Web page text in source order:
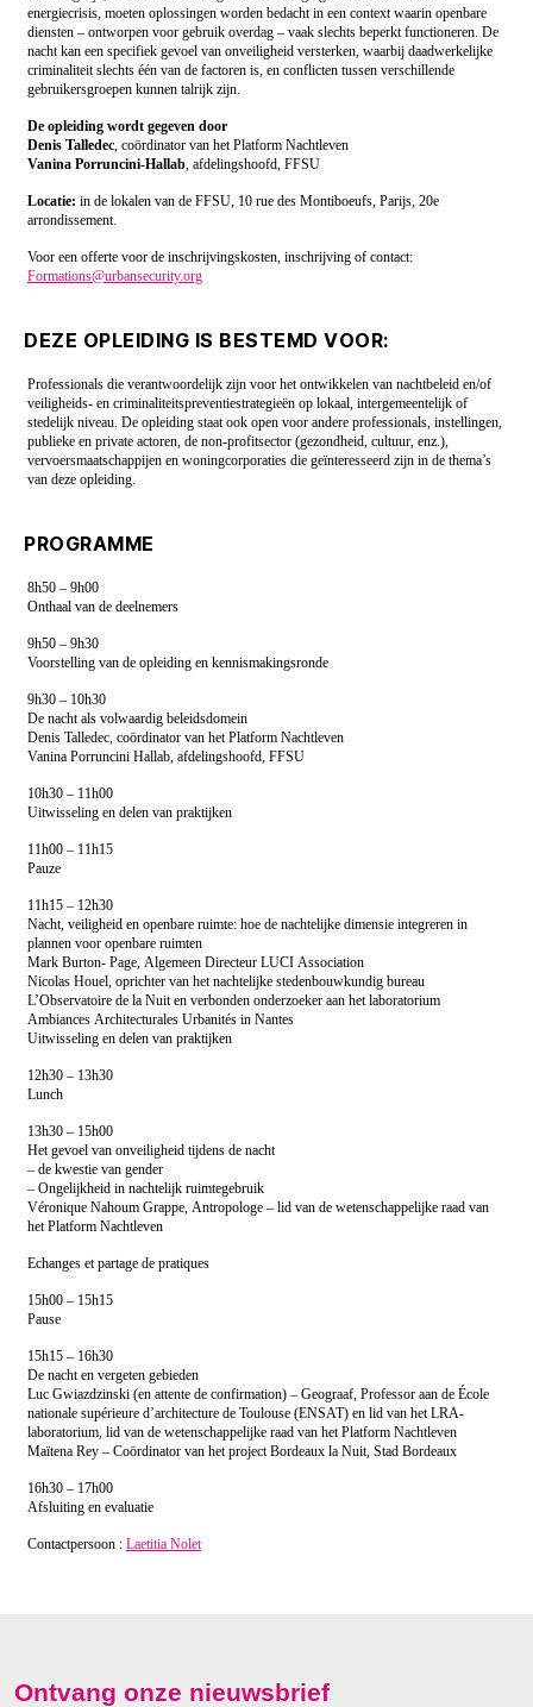
energiecrisis, moeten oplossingen worden bedacht in een context waarin openbare
diensten – ontworpen voor gebruik overdag – vaak slechts beperkt functioneren. De
nacht kan een specifiek gevoel van onveiligheid versterken, waarbij daadwerkelijke
criminaliteit slechts één van de factoren is, en conflicten tussen verschillende
gebruikersgroepen kunnen talrijk zijn.
De opleiding wordt gegeven door
Denis Talledec, coördinator van het Platform Nachtleven
Vanina Porruncini-Hallab, afdelingshoofd, FFSU
Locatie: in de lokalen van de FFSU, 10 rue des Montiboeufs, Parijs, 20e
arrondissement.
Voor een offerte voor de inschrijvingskosten, inschrijving of contact:
Formations@urbansecurity.org
DEZE OPLEIDING IS BESTEMD VOOR:
Professionals die verantwoordelijk zijn voor het ontwikkelen van nachtbeleid en/of
veiligheids- en criminaliteitspreventiestrategieën op lokaal, intergemeentelijk of
stedelijk niveau. De opleiding staat ook open voor andere professionals, instellingen,
publieke en private actoren, de non-profitsector (gezondheid, cultuur, enz.),
vervoersmaatschappijen en woningcorporaties die geïnteresseerd zijn in de thema’s
van deze opleiding.
PROGRAMME
8h50 – 9h00
Onthaal van de deelnemers
9h50 – 9h30
Voorstelling van de opleiding en kennismakingsronde
9h30 – 10h30
De nacht als volwaardig beleidsdomein
Denis Talledec, coördinator van het Platform Nachtleven
Vanina Porruncini Hallab, afdelingshoofd, FFSU
10h30 – 11h00
Uitwisseling en delen van praktijken
11h00 – 11h15
Pauze
11h15 – 12h30
Nacht, veiligheid en openbare ruimte: hoe de nachtelijke dimensie integreren in
plannen voor openbare ruimten
Mark Burton- Page, Algemeen Directeur LUCI Association
Nicolas Houel, oprichter van het nachtelijke stedenbouwkundig bureau
L’Observatoire de la Nuit en verbonden onderzoeker aan het laboratorium
Ambiances Architecturales Urbanités in Nantes
Uitwisseling en delen van praktijken
12h30 – 13h30
Lunch
13h30 – 15h00
Het gevoel van onveiligheid tijdens de nacht
– de kwestie van gender
– Ongelijkheid in nachtelijk ruimtegebruik
Véronique Nahoum Grappe, Antropologe – lid van de wetenschappelijke raad van
het Platform Nachtleven
Echanges et partage de pratiques
15h00 – 15h15
Pause
15h15 – 16h30
De nacht en vergeten gebieden
Luc Gwiazdzinski (en attente de confirmation) – Geograaf, Professor aan de École
nationale supérieure d’architecture de Toulouse (ENSAT) en lid van het LRA-
laboratorium, lid van de wetenschappelijke raad van het Platform Nachtleven
Maïtena Rey – Coördinator van het project Bordeaux la Nuit, Stad Bordeaux
16h30 – 17h00
Afsluiting en evaluatie
Contactpersoon : Laetitia Nolet
Ontvang onze nieuwsbrief